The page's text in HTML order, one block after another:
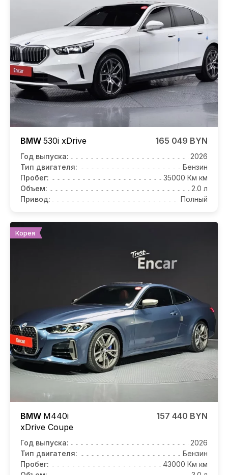
BMW 530i xDrive 165 049 BYN
Год выпуска:
2026
Тип двигателя:
Бензин
Пробег:
35000 Км км
Объем:
2.0 л
Привод:
Полный
Корея
BMW M440i
xDrive Coupe
157 440 BYN
Год выпуска:
2026
Тип двигателя:
Бензин
Пробег:
43000 Км км